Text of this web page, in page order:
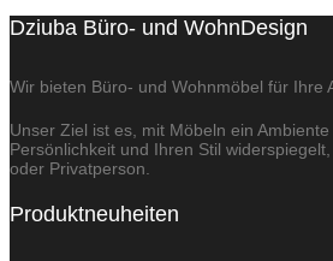
Dziuba Büro- und WohnDesign
Wir bieten Büro- und Wohnmöbel für Ihre
Unser Ziel ist es, mit Möbeln ein
Persönlichkeit und Ihren Stil
oder Privatperson.
Produktneuheiten